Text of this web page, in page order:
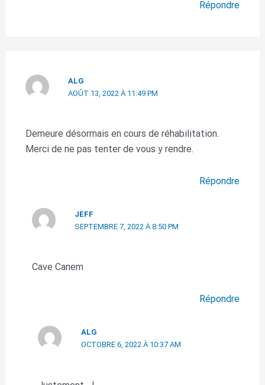
Répondre
ALG
AOÛT 13, 2022 À 11:49 PM
Demeure désormais en cours de réhabilitation.
Merci de ne pas tenter de vous y rendre.
Répondre
JEFF
SEPTEMBRE 7, 2022 À 8:50 PM
Cave Canem
Répondre
ALG
OCTOBRE 6, 2022 À 10:37 AM